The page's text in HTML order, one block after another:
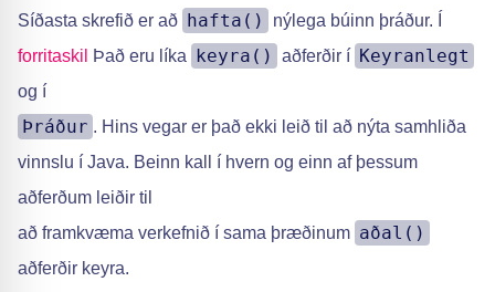
Síðasta skrefið er að hafta()
nýlega búinn þráður. Í
forritaskil
Það eru líka keyra() aðferðir í Keyranlegt
og í
Þráður . Hins vegar er það ekki leið til að nýta samhliða
vinnslu í Java. Beinn kall í hvern og einn af þessum
aðferðum leiðir til
að framkvæma verkefnið í sama þræðinum aðal()
aðferðir keyra.